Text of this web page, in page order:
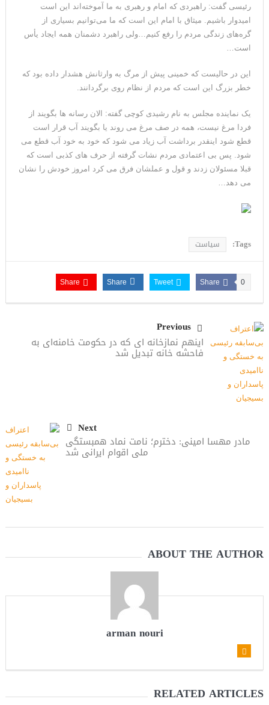
نیامده است
فیلم؛ هشدار قاطعانه نتانیاهو به پاسدار احمد وحیدی، سرکرده
خبرگزاری رویترز از اختلاف نظر در مذاکرات در باره تنگه هرمز خبر داد
سنتکام: ما همچنان به اعمال محاصره علیه رژیم ایران ادامه
می‌دهیم
رئیسی گفت: راهبردی که امام و رهبری به ما آموخته‌اند این است
امیدوار باشیم. میثاق با امام این است که ما می‌توانیم بسیاری از
گره‌های زندگی مردم را رفع کنیم…ولی راهبرد دشمنان همه ایجاد یأس
است…
این در حالیست که خمینی پیش از مرگ به وارثانش هشدار داده بود که
خطر بزرگ این است که مردم از نظام روی برگردانند.
یک نماینده مجلس به نام رشیدی کوچی گفته: الان رسانه ها بگویند از
فردا مرغ نیست، همه در صف مرغ می روند یا بگویند آب قرار است
قطع شود اینقدر برداشت آب زیاد می شود که خود به خود آب قطع می
شود. پس بی اعتمادی مردم نشات گرفته از حرف های کذبی است که
قبلا مسئولان زدند و قول و عملشان فرق می کرد امروز خودش را نشان
می دهد…
Tags: سیاست
Share 0
Tweet
Share
Share
Previous
اینهم نمازخانه ای که در حکومت خامنه‌ای به
فاحشه خانه تبدیل شد
Next
مادر مهسا امینی: دخترم؛ نامت نماد همبستگی
ملی اقوام ایرانی شد
ABOUT THE AUTHOR
arman nouri
RELATED ARTICLES